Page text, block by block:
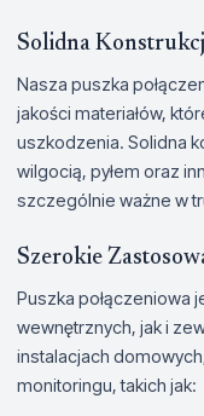
Solidna
Nasza puszka
jakości materiałów,
uszkodzenia. Solidna
wilgocią, pyłem oraz
szczególnie ważne w
Szerokie
Puszka połączeniowa
wewnętrznych, jak i
instalacjach
monitoringu, takich jak: